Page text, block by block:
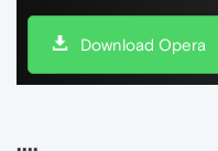
Download Opera
....